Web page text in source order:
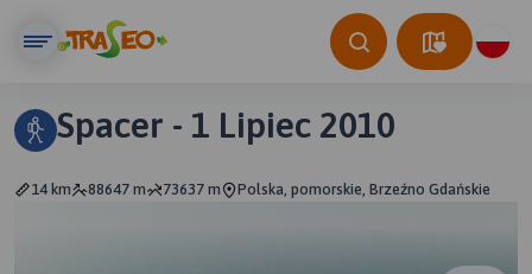
Spacer - 1 Lipiec 2010
14 km 88647 m 73637 m Polska, pomorskie, Brzeźno Gdańskie